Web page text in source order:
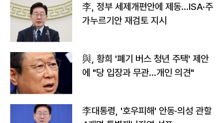
李, 정부 세제개편안에 제동…ISA·주
가누르기안 재검토 지시
與, 황희 '폐기 버스 청년 주택' 제안
에 "당 입장과 무관…개인 의견"
李대통령, '호우피해' 안동·의성 관할